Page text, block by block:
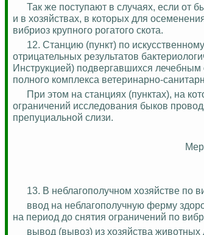
Так же поступают в случаях, если от
и в хозяйствах, в которых для
вибриоз крупного рогатого скота.
12. Станцию (пункт) по
отрицательных результатов
Инструкцией) подвергавшихся
полного комплекса ветеринарно-
При этом на станциях (пунктах), на
ограничений исследования быков
препуциальной слизи.
13. В неблагополучном хозяйстве по
ввод на неблагополучную ферму
на период до снятия ограничений по
вывод (вывоз) из хозяйства животных